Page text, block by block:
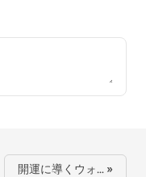
開運に導くウォ… »